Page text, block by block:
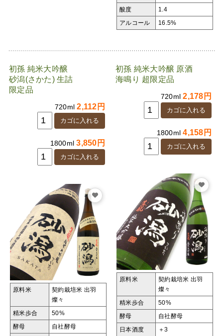
酸度 1.4
アルコール 16.5%
初孫 純米大吟醸
砂潟(さかた) 生詰
限定品
720ml2,112円
1800ml3,850円
原料米
契約栽培米 出羽
燦々
精米歩合 50%
酵母 自社酵母
初孫 純米大吟醸 原酒
海鳴り 超限定品
720ml2,178円
1800ml4,158円
原料米
契約栽培米 出羽
燦々
精米歩合 50%
酵母 自社酵母
日本酒度 ＋3